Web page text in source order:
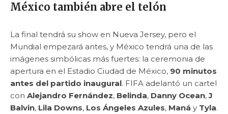
México también abre el telón
La final tendrá su show en Nueva Jersey, pero el
Mundial empezará antes, y México tendrá una de las
imágenes simbólicas más fuertes: la ceremonia de
apertura en el Estadio Ciudad de México, 90 minutos
antes del partido inaugural. FIFA adelantó un cartel
con Alejandro Fernández, Belinda, Danny Ocean,J
Balvin, Lila Downs, Los Ángeles Azules, Maná y Tyla.